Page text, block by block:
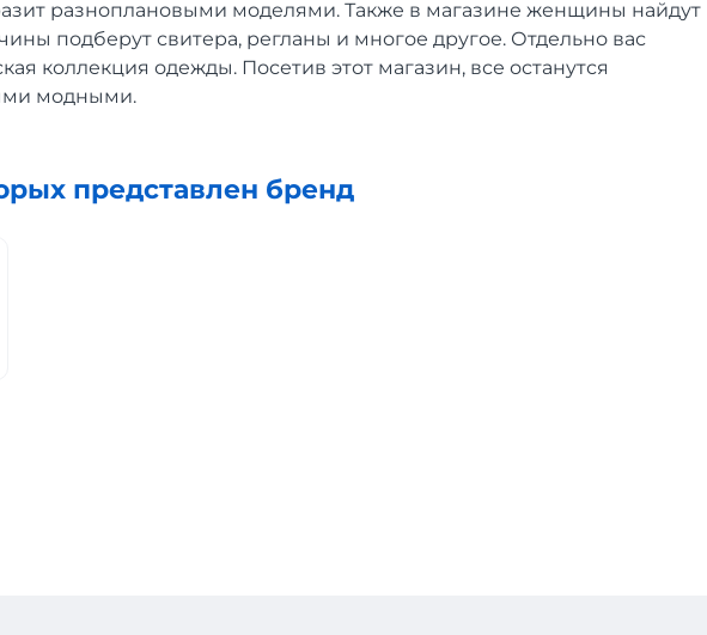
разноплановыми моделями. Также в магазине женщины найдут
подберут свитера, регланы и многое другое. Отдельно вас
коллекция одежды. Посетив этот магазин, все останутся
модными.
представлен бренд